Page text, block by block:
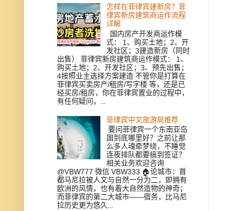
怎样在菲律宾建新房？菲
律宾新房建筑商运作流程
详解
国内房产开发商运作模
式： 1、购买土地；2、开
发社区；3建造新房（同时
出售） 菲律宾新房建筑商运作模式： 1、
购买土地；2、开发社区；3、预先出售；
4按照业主选择方案建造 不管你是打算在
菲律宾买卖房产/租房/写字楼 等，还是已
经买房/租房，你在菲律宾置业的过程中，
有任何疑问，...
菲律宾中文旅游局推荐
要问菲律宾一个东南亚岛
国到底哪里好？之前让那
么多人魂牵梦绕，不睡觉
连夜排队都要搞到签证？
相关业务欢迎咨询
@VBW777 微信 VBW333 🏠论城市：首
都马尼拉被人文与自然一分为二，即拥有
欧洲的风情，也有着大自然造物的神奇；
而菲律宾的第二大城市——宿务，比马尼
拉历史更为悠久...